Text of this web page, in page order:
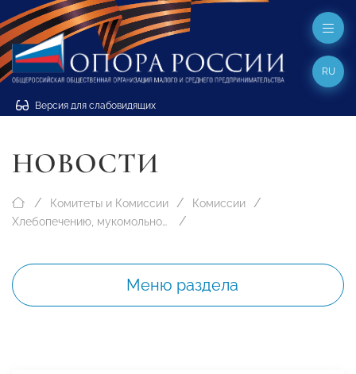
Версия для слабовидящих
RU
НОВОСТИ
Комитеты и Комиссии
Комиссии
Хлебопечению, мукомольному и кондитерскому производству
Меню раздела